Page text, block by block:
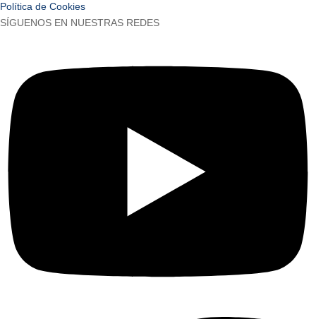
Política de Cookies
SÍGUENOS EN NUESTRAS REDES